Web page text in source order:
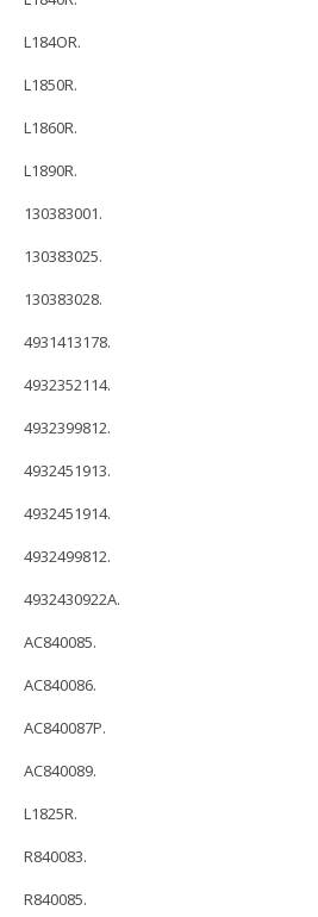
L184OR.
L1850R.
L1860R.
L1890R.
130383001.
130383025.
130383028.
4931413178.
4932352114.
4932399812.
4932451913.
4932451914.
4932499812.
4932430922A.
AC840085.
AC840086.
AC840087P.
AC840089.
L1825R.
R840083.
R840085.